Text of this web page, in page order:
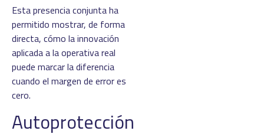
Esta presencia conjunta ha
permitido mostrar, de forma
directa, cómo la innovación
aplicada a la operativa real
puede marcar la diferencia
cuando el margen de error es
cero.
Autoprotección